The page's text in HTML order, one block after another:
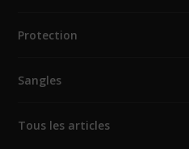
Protection
Sangles
Tous les articles